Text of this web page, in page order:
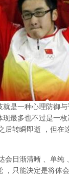
就是一种心理防御
现最多也不过是一
后转瞬即逝 ，但在
会日渐清晰 、单纯
，只能决定是将体